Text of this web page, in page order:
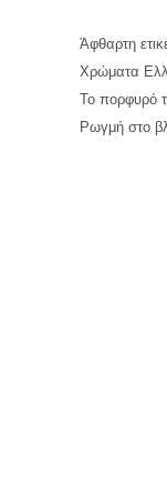
Άφθαρτη
Χρώματα
Το πορφυρό
Ρωγμή στο